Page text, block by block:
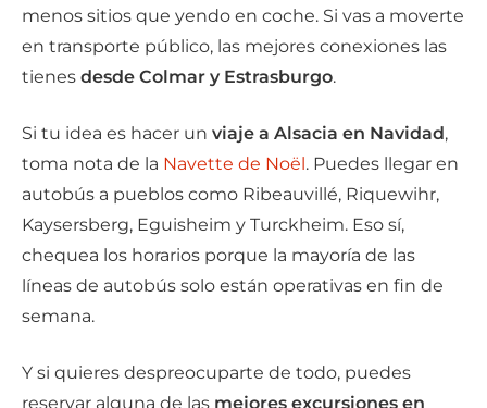
menos sitios que yendo en coche. Si vas a moverte
en transporte público, las mejores conexiones las
tienes desde Colmar y Estrasburgo.
Si tu idea es hacer un viaje a Alsacia en Navidad,
toma nota de la Navette de Noël. Puedes llegar en
autobús a pueblos como Ribeauvillé, Riquewihr,
Kaysersberg, Eguisheim y Turckheim. Eso sí,
chequea los horarios porque la mayoría de las
líneas de autobús solo están operativas en fin de
semana.
Y si quieres despreocuparte de todo, puedes
reservar alguna de las mejores excursiones en